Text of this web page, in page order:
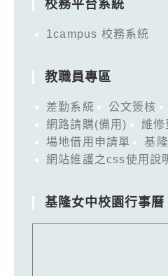
校務平台系統
1campus 校務系統
教職員專區
差勤系統 公文簽核
網路請購(備用)
維修
場地借用申請單
基
網站維護之css使用說
基隆女中校園行事曆